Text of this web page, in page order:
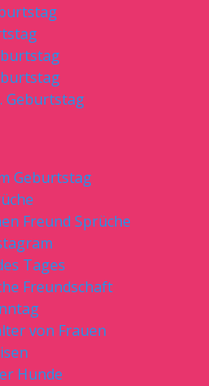
Geburtstag
Geburtstag
Freund Sprüche
Tages
Freundschaft
von Frauen
Hunde